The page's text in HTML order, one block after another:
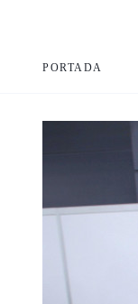
PORTADA